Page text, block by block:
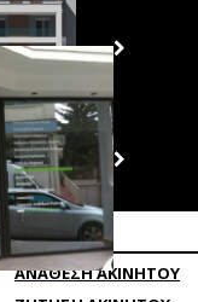
ΝΕΑ
ΑΝΑΘΕΣΗ ΑΚΙΝΗΤΟΥ